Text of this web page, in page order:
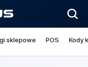
sklepowe POS Kody